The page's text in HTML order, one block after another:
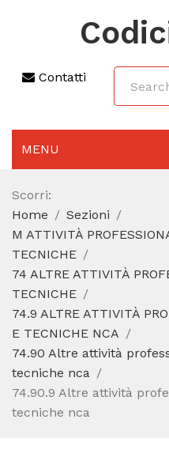
Contatti
MENU
AGGIORNAMENTO 2025
SEZIONI
CODICE ATECO A COSA
CODICE FISCALE
Scorri:
Home
Sezioni
M ATTIVITÀ
TECNICHE
74 ALTRE ATTIVITÀ
TECNICHE
74.9 ALTRE ATTIVITÀ
E TECNICHE NCA
74.90 Altre attività
tecniche nca
74.90.9 Altre attività
tecniche nca